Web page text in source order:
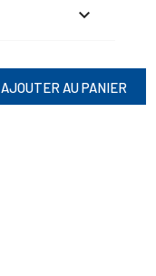
AJOUTER AU PANIER
